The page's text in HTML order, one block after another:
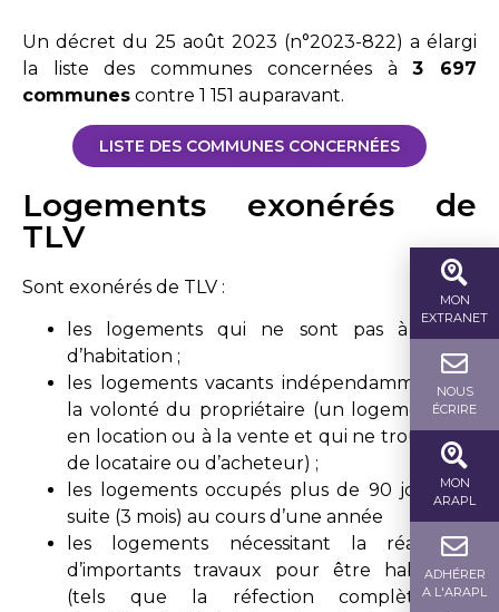
Un décret du 25 août 2023 (n°2023-822) a élargi
la liste des communes concernées à3 697
communes contre 1 151 auparavant.
LISTE DES COMMUNES CONCERNÉES
Logements exonérés de
TLV
Sont exonérés de TLV :
les logements qui ne sont pas à usage
d’habitation ;
les logements vacants indépendamment de
la volonté du propriétaire (un logement mis
en location ou à la vente et qui ne trouve pas
de locataire ou d’acheteur) ;
les logements occupés plus de 90 jours de
suite (3 mois) au cours d’une année
les logements nécessitant la réalisation
d’importants travaux pour être habitables
(tels que la réfection complète du
MON
EXTRANET
NOUS
ÉCRIRE
MON
ARAPL
ADHÉRER
A L'ARAPL